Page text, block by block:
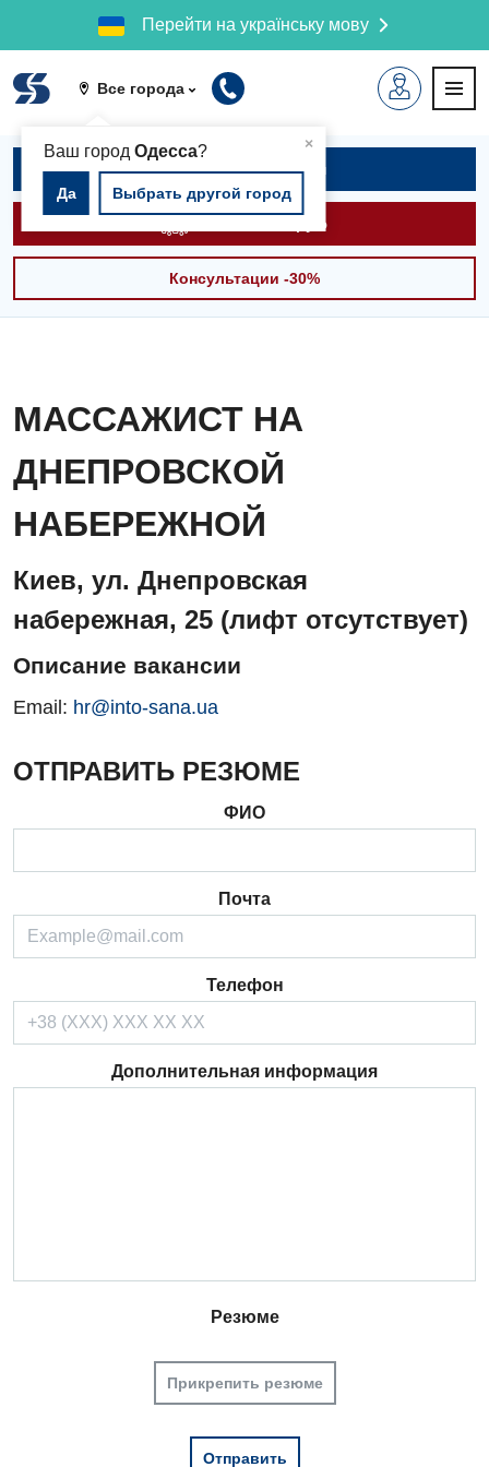
Перейти на українську мову
Все города
×
Ваш город Одесса?
Да Выбрать другой город
Записаться на приём
Вызвать скорую
Консультации -30%
МАССАЖИСТ НА
ДНЕПРОВСКОЙ
НАБЕРЕЖНОЙ
Киев, ул. Днепровская
набережная, 25 (лифт отсутствует)
Описание вакансии
Email: hr@into-sana.ua
ОТПРАВИТЬ РЕЗЮМЕ
ФИО
Почта
Телефон
Дополнительная информация
Резюме
Прикрепить резюме